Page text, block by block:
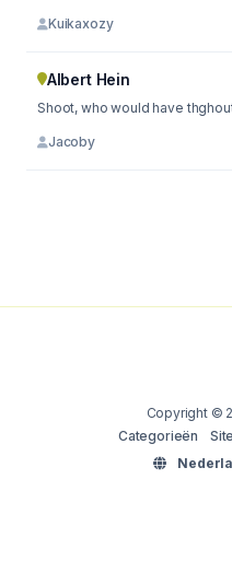
Kuikaxozy
Albert Hein
Shoot, who would have
Jacoby
Copyright ©
Categorieën